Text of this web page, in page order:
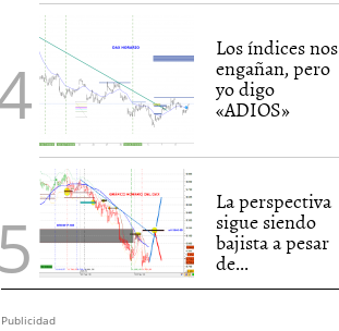
Los índices nos
engañan, pero
yo digo
«ADIOS»
La perspectiva
sigue siendo
bajista a pesar
de...
Publicidad